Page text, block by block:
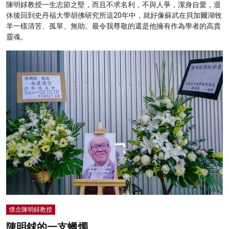
陳明銶教授一生志節之堅，而且不求名利，不與人爭，潔身自愛，退
休後回到史丹福大學胡佛研究所這20年中，就好像蘇武在貝加爾湖牧
羊一樣清苦、孤單、無助。最令我尊敬的還是他擁有作為學者的高貴
靈魂。
懷念陳明銶教授